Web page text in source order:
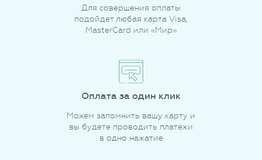
Для совершения оплаты
подойдет любая карта Visa,
MasterCard или «Мир»
Оплата за один клик
Можем запомнить вашу карту и
вы будете проводить платежи
в одно нажатие